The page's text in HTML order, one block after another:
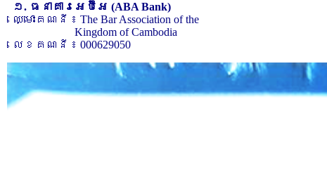
១. ធនាគារអេប៊ីអេ (ABA Bank)
ឈ្មោះគណនី ៖ The Bar Association of the
Kingdom of Cambodia
លេខគណនី ៖ 000629050